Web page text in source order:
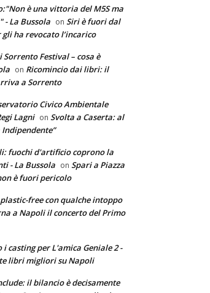
è una vittoria del M5S ma
La Bussola on Siri è fuori dal
ha revocato l’incarico
Festival – cosa è
on Ricomincio dai libri: il
a Sorrento
Civico Ambientale
Lagni on Svolta a Caserta: al
fuochi d'artificio coprono la
- La Bussola on Spari a Piazza
è fuori pericolo
free con qualche intoppo
a Napoli il concerto del Primo
casting per L'amica Geniale 2 -
libri migliori su Napoli
il bilancio è decisamente